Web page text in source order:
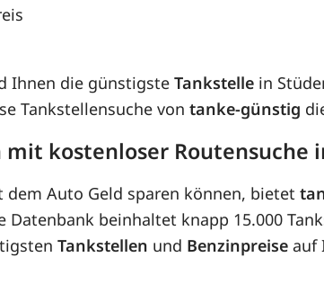
Ihnen die günstigsteTankstelle in
Tankstellensuche vontanke-günstig
kostenloser Routensuche
dem Auto Geld sparen können, bietet
Datenbank beinhaltet knapp 15.000
Tankstellen und Benzinpreise auf